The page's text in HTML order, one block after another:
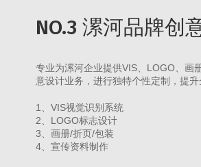
NO.3 漯河品牌创
专业为漯河企业提供VIS、LOGO、画
意设计业务，进行独特个性定制，提升
1、VIS视觉识别系统
2、LOGO标志设计
3、画册/折页/包装
4、宣传资料制作